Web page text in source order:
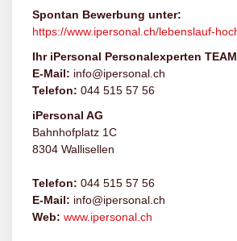
Spontan Bewerbung unter:
https://www.ipersonal.ch/lebenslauf-
Ihr iPersonal Personalexperten TEAM
E-Mail: info@ipersonal.ch
Telefon: 044 515 57 56
iPersonal AG
Bahnhofplatz 1C
8304 Wallisellen
Telefon: 044 515 57 56
E-Mail: info@ipersonal.ch
Web: www.ipersonal.ch